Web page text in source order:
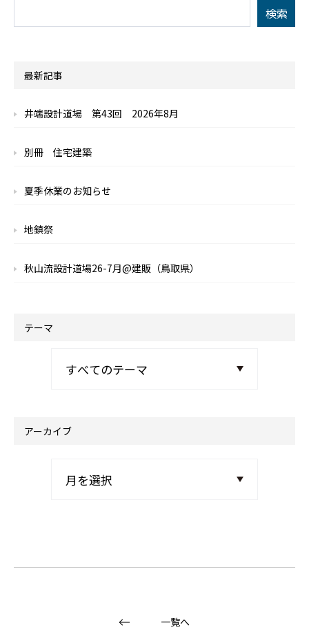
最新記事
井端設計道場 第43回 2026年8月
別冊 住宅建築
夏季休業のお知らせ
地鎮祭
秋山流設計道場26-7月@建販（鳥取県）
テーマ
アーカイブ
一覧へ